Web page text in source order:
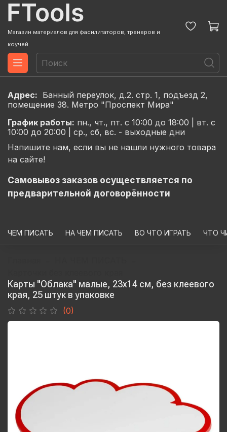
Магазин материалов для фасилитаторов, тренеров и
коучей
Адрес: Банный переулок, д.2. стр. 1, подъезд 2,
помещение 38. Метро "Проспект Мира"
График работы: пн., чт., пт. с 10:00 до 18:00 | вт. с
10:00 до 20:00 | ср., сб, вс. - выходные дни
Напишите нам, если вы не нашли нужного товара
на сайте!
Самовывоз заказов осуществляется по
предварительной договорённости
ЧЕМ ПИСАТЬ НА ЧЕМ ПИСАТЬ ВО ЧТО ИГРАТЬ ЧТО
Карты "Облака" малые, 23х14 см, без клеевого
края, 25 штук в упаковке
(0)